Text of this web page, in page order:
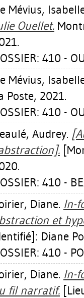
Mévius,
Ouellet.
410 -
Mévius,
Poste, 2021.
410 -
Audrey.
410 -
Diane. In-
et
Diane
410 -
Diane. In-
fil narratif.